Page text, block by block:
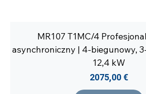
MR107 T1MC/4
asynchroniczny | 4-biegunowy,
12,4 kW
Cena
2075,00 €